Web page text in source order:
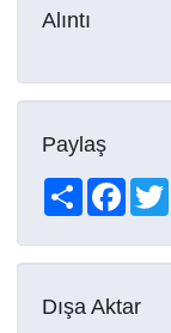
Alıntı
Paylaş
Share
Dışa Aktar